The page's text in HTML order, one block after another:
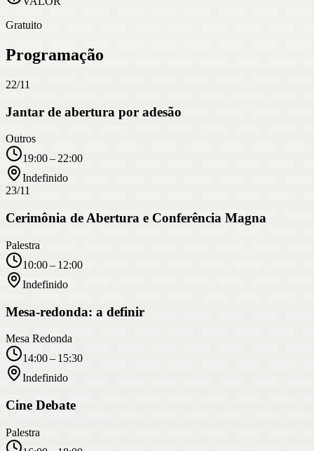
Gratuito
Programação
22/11
Jantar de abertura por adesão
Outros
19:00 – 22:00
Indefinido
23/11
Cerimônia de Abertura e Conferência Magna
Palestra
10:00 – 12:00
Indefinido
Mesa-redonda: a definir
Mesa Redonda
14:00 – 15:30
Indefinido
Cine Debate
Palestra